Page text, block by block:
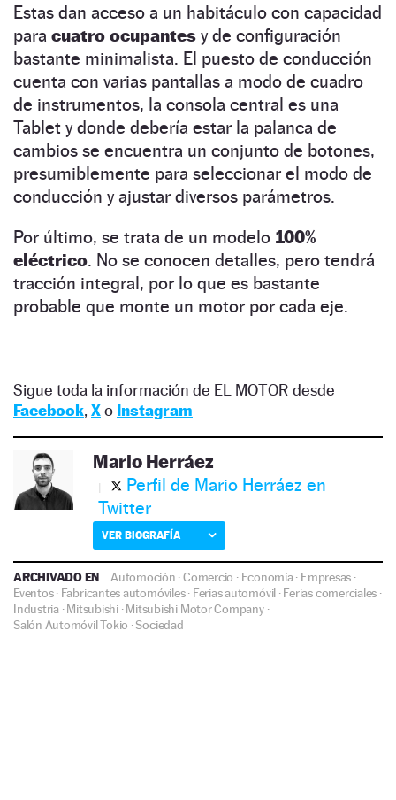
Estas dan acceso a un habitáculo con capacidad
para cuatro ocupantes y de configuración
bastante minimalista. El puesto de conducción
cuenta con varias pantallas a modo de cuadro
de instrumentos, la consola central es una
Tablet y donde debería estar la palanca de
cambios se encuentra un conjunto de botones,
presumiblemente para seleccionar el modo de
conducción y ajustar diversos parámetros.
Por último, se trata de un modelo 100%
eléctrico. No se conocen detalles, pero tendrá
tracción integral, por lo que es bastante
probable que monte un motor por cada eje.
Sigue toda la información de EL MOTOR desde
Facebook, Xo Instagram
Mario Herráez
Perfil de Mario Herráez en
Twitter
VER BIOGRAFÍA
ARCHIVADO EN Automoción ·Comercio · Economía· Empresas ·
Eventos· Fabricantes automóviles· Ferias automóvil ·Ferias comerciales ·
Industria·Mitsubishi·Mitsubishi Motor Company·
Salón Automóvil Tokio ·Sociedad